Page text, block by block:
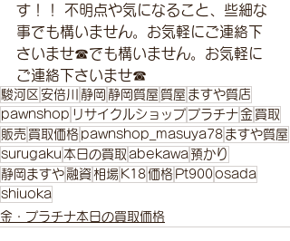
す！！ 不明点や気になること、些細な
事でも構いません。お気軽にご連絡下
さいませ☎でも構いません。お気軽に
ご連絡下さいませ☎
駿河区 安倍川 静岡 静岡質屋 質屋 ますや質店
pawnshop リサイクルショップ プラチナ 金 買取
販売 買取価格 pawnshop_masuya78 ますや質屋
surugaku 本日の買取 abekawa 預かり
静岡ますや 融資相場 K18価格 Pt900osada
shiuoka
金・プラチナ本日の買取価格